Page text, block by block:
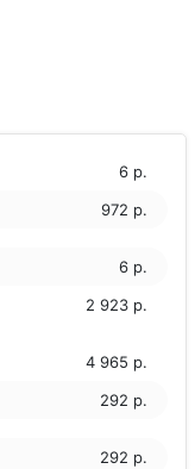
6 р.
972 р.
6 р.
2 923 р.
4 965 р.
292 р.
292 р.